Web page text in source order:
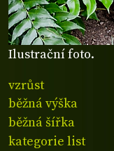
Ilustrační foto.
vzrůst
běžná výška
běžná šířka
kategorie list